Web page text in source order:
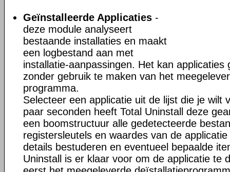
Geïnstalleerde Applicaties -
deze module analyseert
bestaande installaties en maakt
een logbestand aan met
installatie-aanpassingen. Het kan applicaties
zonder gebruik te maken van het
programma.
Selecteer een applicatie uit de lijst die je wilt
paar seconden heeft Total Uninstall deze
een boomstructuur alle gedetecteerde
registersleutels en waardes van de
details bestuderen en eventueel bepaalde
Uninstall is er klaar voor om de applicatie te